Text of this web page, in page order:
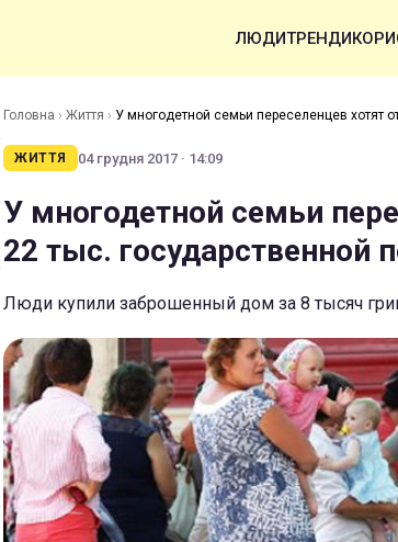
ЛЮДИТРЕНДИ
Головна › Життя › У многодетной семьи переселенцев хотят
ЖИТТЯ 04 грудня 2017 · 14:09
У многодетной семьи
22 тыс. государственной
Люди купили заброшенный дом за 8 тысяч